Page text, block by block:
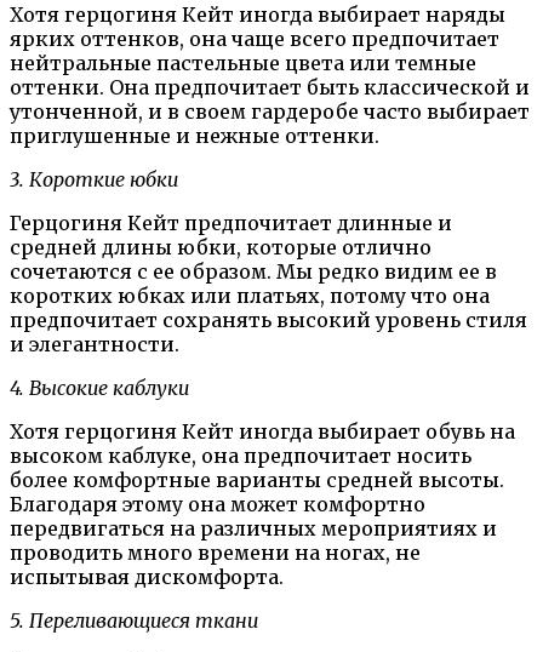
Хотя герцогиня Кейт иногда выбирает наряды
ярких оттенков, она чаще всего предпочитает
нейтральные пастельные цвета или темные
оттенки. Она предпочитает быть классической и
утонченной, и в своем гардеробе часто выбирает
приглушенные и нежные оттенки.
3. Короткие юбки
Герцогиня Кейт предпочитает длинные и
средней длины юбки, которые отлично
сочетаются с ее образом. Мы редко видим ее в
коротких юбках или платьях, потому что она
предпочитает сохранять высокий уровень стиля
и элегантности.
4. Высокие каблуки
Хотя герцогиня Кейт иногда выбирает обувь на
высоком каблуке, она предпочитает носить
более комфортные варианты средней высоты.
Благодаря этому она может комфортно
передвигаться на различных мероприятиях и
проводить много времени на ногах, не
испытывая дискомфорта.
5. Переливающиеся ткани